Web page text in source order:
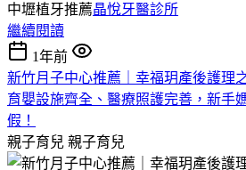
中壢植牙推薦晶悅牙醫診所
繼續閱讀
1年前
新竹月子中心推薦｜幸福玥產後護理
育嬰設施齊全、醫療照護完善，新手
假！
親子育兒 親子育兒